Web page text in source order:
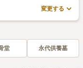
変更する
堂 永代供養墓